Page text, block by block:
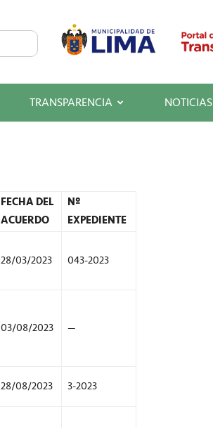
TRANSPARENCIA NOTICIAS
FECHA DEL
ACUERDO
Nº
EXPEDIENTE
28/03/2023 043-2023
03/08/2023 —
28/08/2023 3-2023